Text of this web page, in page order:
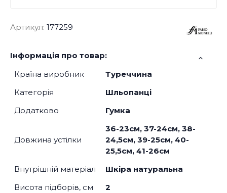
Артикул: 177259
Інформація про товар:
Країна виробник
Туреччина
Категорія
Шльопанці
Додатково
Гумка
Довжина устілки
36-23см, 37-24см, 38-
24,5см, 39-25см, 40-
25,5см, 41-26см
Внутрішній матеріал
Шкіра натуральна
Висота підборів, см
2